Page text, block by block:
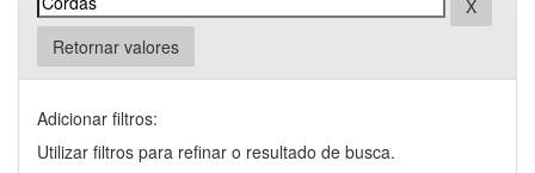
Retornar valores
Adicionar filtros:
Utilizar filtros para refinar o resultado de busca.